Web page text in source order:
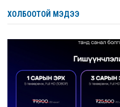
ХОЛБООТОЙ МЭДЭЭ